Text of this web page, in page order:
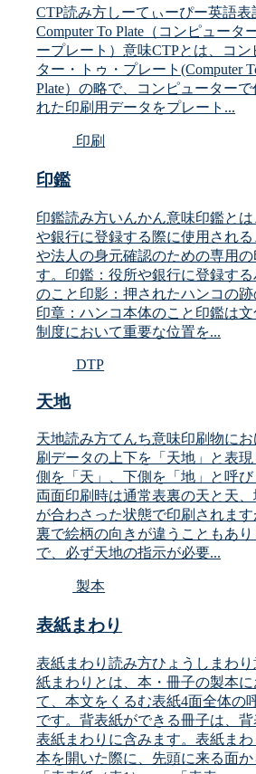
CTP読み方しーてぃーぴー英語表
Computer To Plate（コンピュータ
ープレート）意味CTPとは、コン
ター・トゥ・プレート(Computer
Plate）の略で、コンピューターで
れた印刷用データをプレート...
印刷
印鑑
印鑑読み方いんかん意味印鑑と
や銀行に登録する際に使用される
や法人の身元確認のための専用
す。印鑑：役所や銀行に登録する
のこと印影：押されたハンコの跡
印章：ハンコ本体のこと印鑑は
制度において重要な位置を...
DTP
天地
天地読み方てんち意味印刷物にお
刷データの上下を「天地」と表現
側を「天」、下側を「地」と呼び
両面印刷時は通常表裏の天と天
が合わさった状態で印刷されます
裏で絵柄の向きが違うこともあ
で、必ず天地の指示が必要...
製本
表紙まわり
表紙まわり読み方ひょうしまわり
紙まわりとは、本・冊子の製本に
て、本文をくるむ表紙4面全体の
です。背表紙ができる冊子は、背
表紙まわりに含みます。表紙まわ
本を開いた際に、先頭に来る面か